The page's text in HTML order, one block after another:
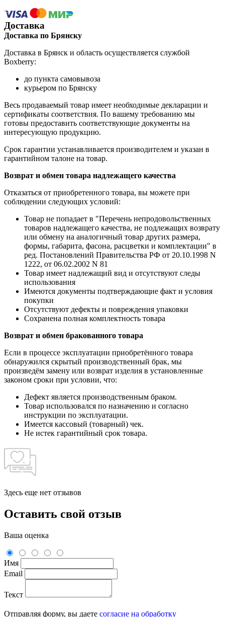
Доставка
Доставка по Брянску
Доставка в Брянск и область осуществляется службой
Boxberry:
до пункта самовывоза
курьером по Брянску
Весь продаваемый товар имеет необходимые декларации и
сертификаты соответствия. По вашему требованию мы
готовы предоставить соответствующие документы на
интересующую продукцию.
Срок гарантии устанавливается производителем и указан в
гарантийном талоне на товар.
Возврат и обмен товара надлежащего качества
Отказаться от приобретенного товара, вы можете при
соблюдении следующих условий:
Товар не попадает в "Перечень непродовольственных
товаров надлежащего качества, не подлежащих возврату
или обмену на аналогичный товар других размера,
формы, габарита, фасона, расцветки и комплектации" в
ред. Постановлений Правительства РФ от 20.10.1998 N
1222, от 06.02.2002 N 81
Товар имеет надлежащий вид и отсутствуют следы
использования
Имеются документы подтверждающие факт и условия
покупки
Отсутствуют дефекты и повреждения упаковки
Сохранена полная комплектность товара
Возврат и обмен бракованного товара
Если в процессе эксплуатации приобретённого товара
обнаружился скрытый производственный брак, мы
произведём замену или возврат изделия в установленные
законом сроки при условии, что:
Дефект является производственным браком.
Товар использовался по назначению и согласно
инструкции по эксплуатации.
Имеется кассовый (товарный) чек.
Не истек гарантийный срок товара.
Здесь еще нет отзывов
Оставить свой отзыв
Ваша оценка
Имя
Email
Текст
Отправляя форму, вы даете согласие на обработку